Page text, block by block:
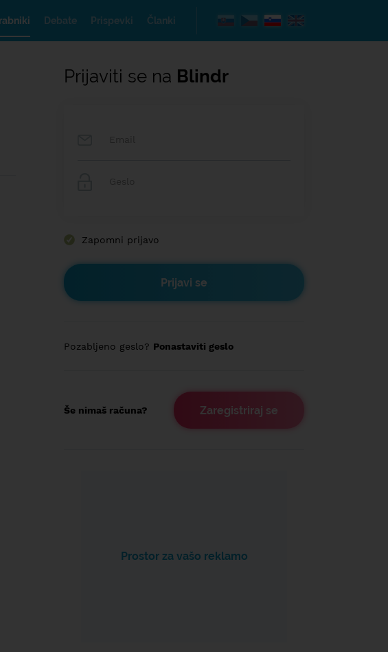
Debate Prispevki Članki
Prijaviti se na Blindr
Zapomni prijavo
Pozabljeno geslo? Ponastaviti geslo
Še nimaš računa? Zaregistriraj se
Prostor za vašo reklamo